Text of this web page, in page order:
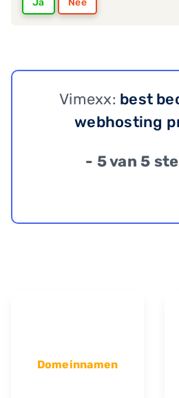
Ja Nee
Vimexx: best
webhosting
- 5 van 5
Domeinnamen